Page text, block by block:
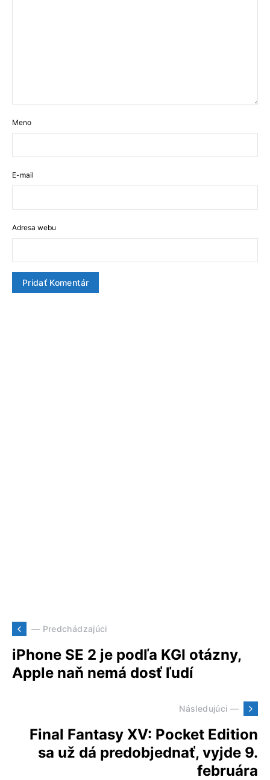
Meno
E-mail
Adresa webu
— Predchádzajúci
iPhone SE 2 je podľa KGI otázny,
Apple naň nemá dosť ľudí
Následujúci —
Final Fantasy XV: Pocket Edition
sa už dá predobjednať, vyjde 9.
februára